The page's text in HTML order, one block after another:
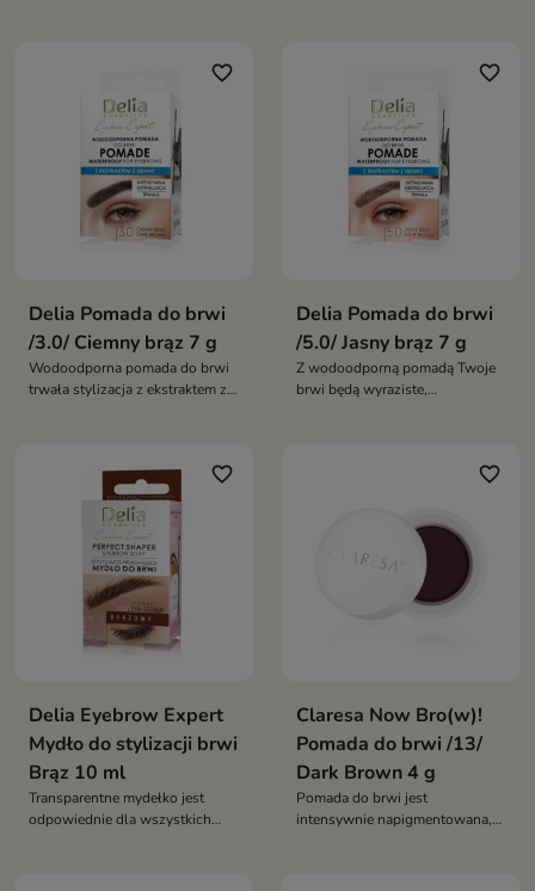
favorite_border
Delia Pomada do brwi
/3.0/ Ciemny brąz 7 g
Wodoodporna pomada do brwi
trwała stylizacja z ekstraktem z
favorite_border
Delia Pomada do brwi
/5.0/ Jasny brąz 7 g
Z wodoodporną pomadą Twoje
brwi będą wyraziste,
favorite_border
Delia Eyebrow Expert
Mydło do stylizacji brwi
Brąz 10 ml
Transparentne mydełko jest
odpowiednie dla wszystkich
favorite_border
Claresa Now Bro(w)!
Pomada do brwi /13/
Dark Brown 4 g
Pomada do brwi jest
intensywnie napigmentowana,